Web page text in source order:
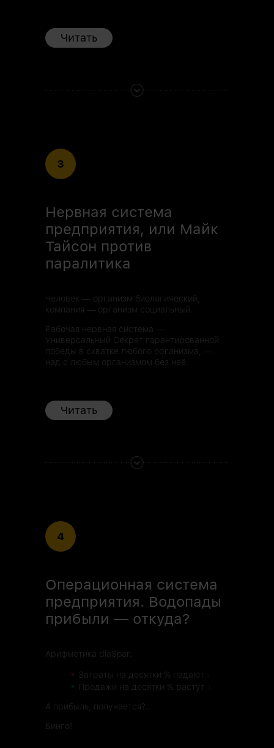
Читать
3
Нервная система
предприятия, или Майк
Тайсон против
паралитика
Человек — организм биологический,
компания — организм социальный.
Рабочая нервная система —
Универсальный Секрет гарантированной
победы в схватке любого организма, —
над с любым организмом без неё.
Читать
4
Операционная система
предприятия. Водопады
прибыли — откуда?
Арифметика dia$par:
• Затраты на десятки % падают
Продажи на десятки % растут
А прибыль, получается?..
Бинго!